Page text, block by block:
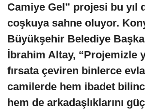
Camiye Gel” projesi bu yıl
coşkuya sahne oluyor.
Büyükşehir Belediye
İbrahim Altay, “Projemizle
fırsata çeviren binlerce
camilerde hem ibadet
hem de arkadaşlıklarını